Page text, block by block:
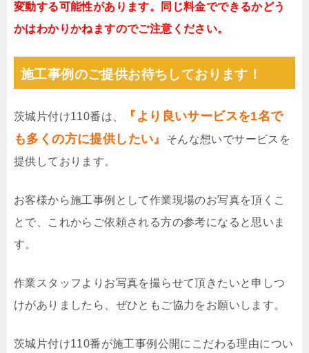
変動する可能性があります。同じ料金でできるかどう
かはわかりかねますのでご注意ください。
施工事例のご提供お待ちしております！
茨城片付け110番は、
『より良いサービスを1名で
も多くの方に提供したい』
そんな想いでサービスを
提供しております。
お客様から施工事例として作業現場のお写真を頂くこ
とで、これからご依頼される方の参考になると思いま
す。
作業スタッフよりお写真を撮らせて頂きたいと申しつ
けがありましたら、ぜひともご協力をお願いします。
茨城片付け110番が施工事例公開にこだわる理由につい